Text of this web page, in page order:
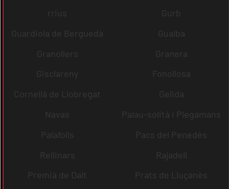
rrius
Gurb
Guardiola de Berguedà
Gualba
Granollers
Granera
Gisclareny
Fonollosa
Cornellà de Llobregat
Gelida
Navas
Palau-solità i Plegamans
Palafolls
Pacs del Penedès
Rellinars
Rajadell
Premià de Dalt
Prats de Lluçanès